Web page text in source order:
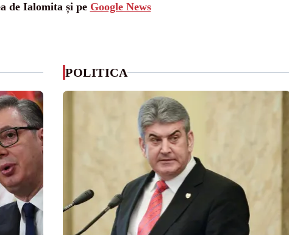
de Ialomita și pe Google News
POLITICA